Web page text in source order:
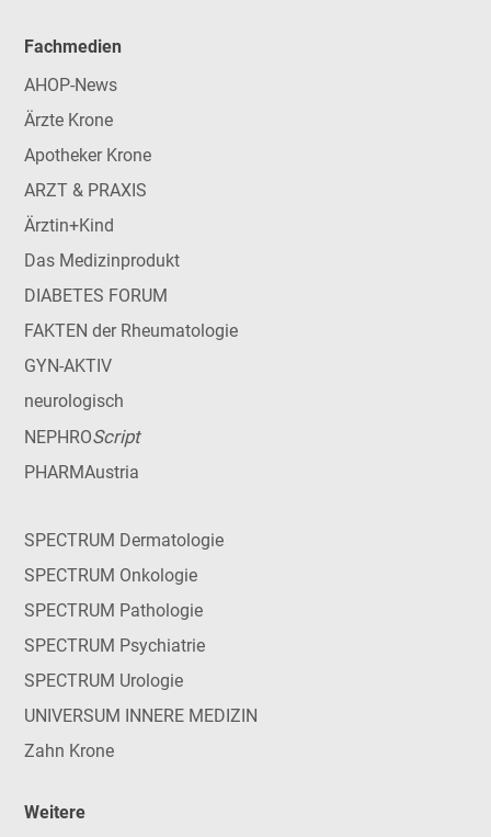
Fachmedien
AHOP-News
Ärzte Krone
Apotheker Krone
ARZT & PRAXIS
Ärztin+Kind
Das Medizinprodukt
DIABETES FORUM
FAKTEN der Rheumatologie
GYN-AKTIV
neurologisch
NEPHROScript
PHARMAustria
SPECTRUM Dermatologie
SPECTRUM Onkologie
SPECTRUM Pathologie
SPECTRUM Psychiatrie
SPECTRUM Urologie
UNIVERSUM INNERE MEDIZIN
Zahn Krone
Weitere